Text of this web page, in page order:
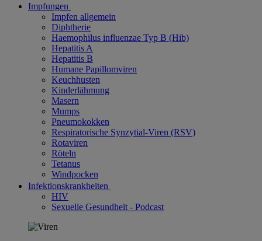
Impfungen
Impfen allgemein
Diphtherie
Haemophilus influenzae Typ B (Hib)
Hepatitis A
Hepatitis B
Humane Papillomviren
Keuchhusten
Kinderlähmung
Masern
Mumps
Pneumokokken
Respiratorische Synzytial-Viren (RSV)
Rotaviren
Röteln
Tetanus
Windpocken
Infektionskrankheiten
HIV
Sexuelle Gesundheit - Podcast